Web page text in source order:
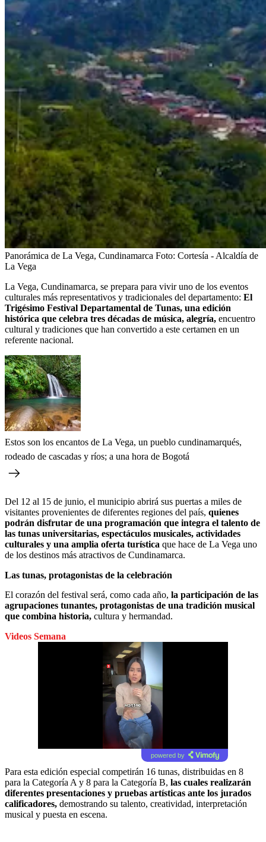
Panorámica de La Vega, Cundinamarca Foto: Cortesía - Alcaldía de
La Vega
La Vega, Cundinamarca, se prepara para vivir uno de los eventos
culturales más representativos y tradicionales del departamento: El
Trigésimo Festival Departamental de Tunas, una edición
histórica que celebra tres décadas de música, alegría, encuentro
cultural y tradiciones que han convertido a este certamen en un
referente nacional.
Estos son los encantos de La Vega, un pueblo cundinamarqués,
rodeado de cascadas y ríos; a una hora de Bogotá
Del 12 al 15 de junio, el municipio abrirá sus puertas a miles de
visitantes provenientes de diferentes regiones del país, quienes
podrán disfrutar de una programación que integra el talento de
las tunas universitarias, espectáculos musicales, actividades
culturales y una amplia oferta turística que hace de La Vega uno
de los destinos más atractivos de Cundinamarca.
Las tunas, protagonistas de la celebración
El corazón del festival será, como cada año, la participación de las
agrupaciones tunantes, protagonistas de una tradición musical
que combina historia, cultura y hermandad.
Videos Semana
powered by
Para esta edición especial competirán 16 tunas, distribuidas en 8
para la Categoría A y 8 para la Categoría B, las cuales realizarán
diferentes presentaciones y pruebas artísticas ante los jurados
calificadores, demostrando su talento, creatividad, interpretación
musical y puesta en escena.